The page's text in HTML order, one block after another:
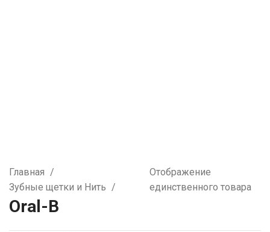
Главная
Зубные щетки и Нить
Oral-B
Отображение
единственного товара